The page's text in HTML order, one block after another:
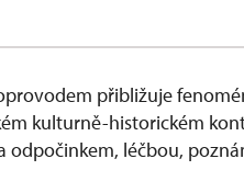
přibližuje
kulturně-historickém
odpočinkem, léčbou,